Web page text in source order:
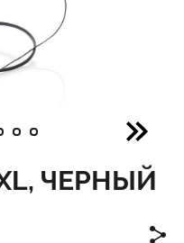
ЧЕРНЫЙ